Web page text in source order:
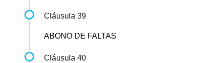
Cláusula 39
ABONO DE FALTAS
Cláusula 40